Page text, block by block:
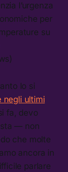
l’urgenza
per
su
lo si
negli ultimi
fa, devo
— non
che molte
ancora in
parlare